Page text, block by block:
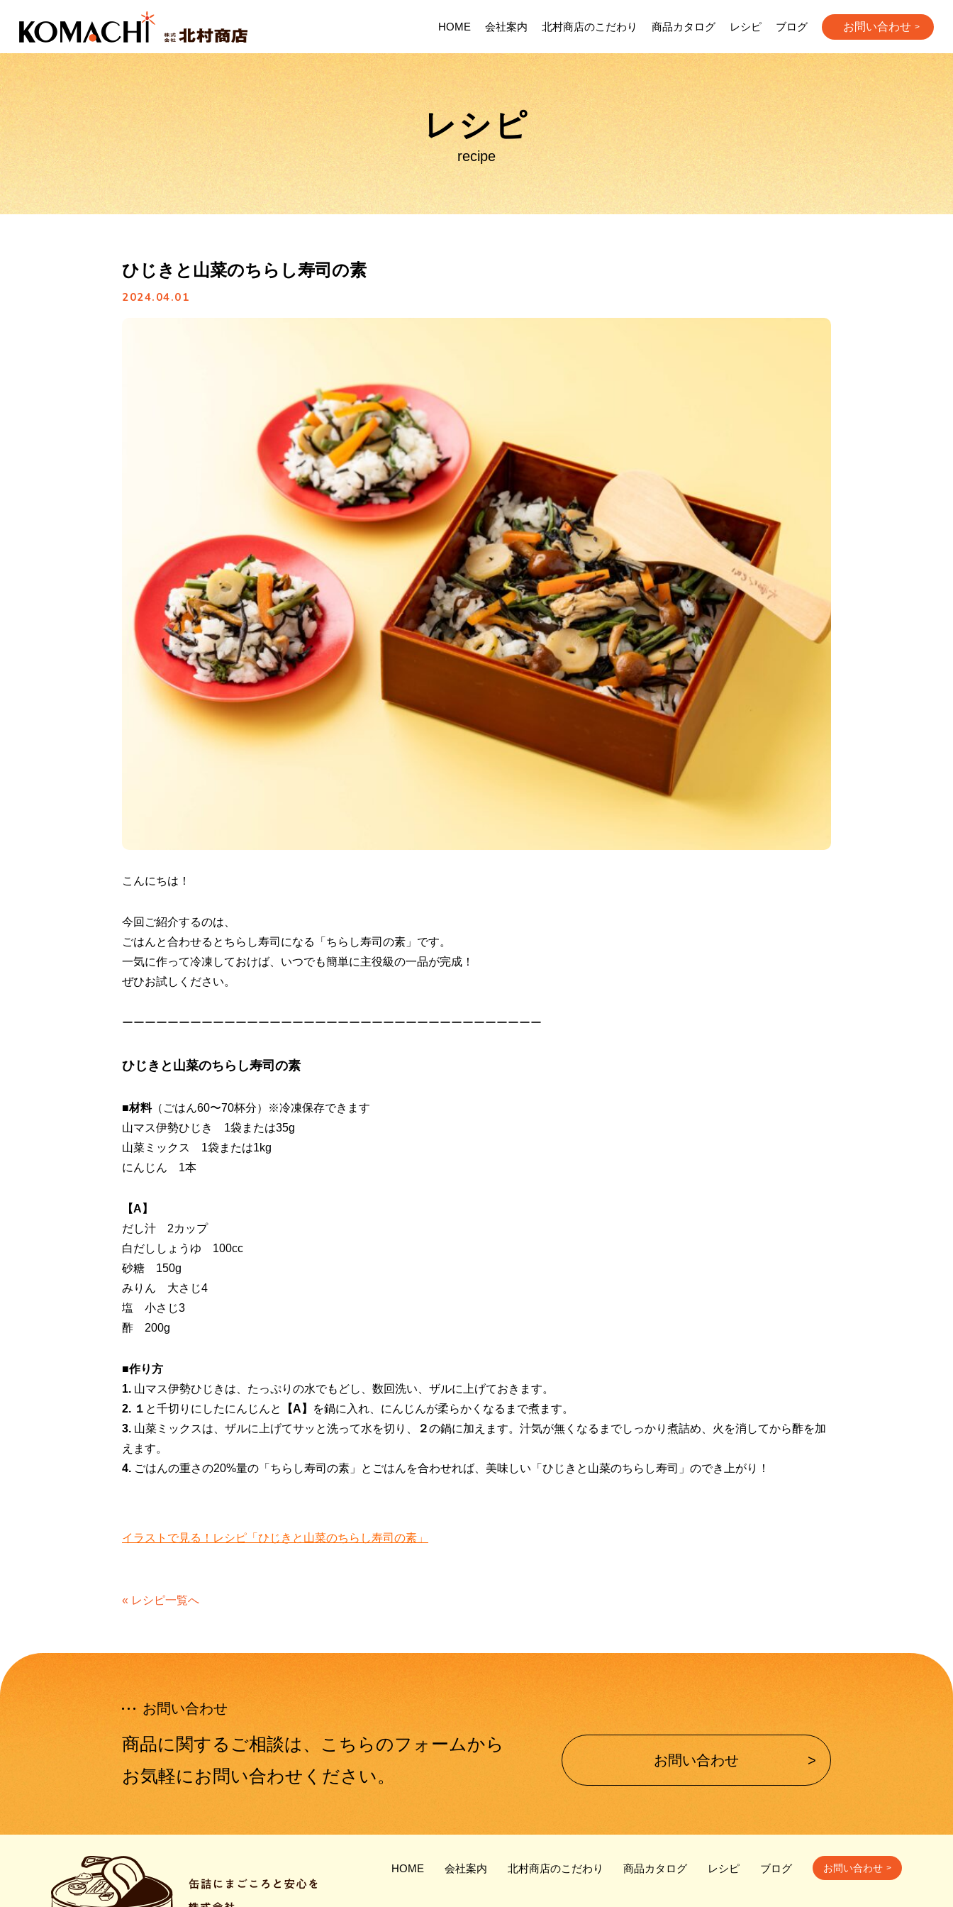
HOME 会社案内 北村商店のこだわり 商品カタログ レシピ ブログ お問い合わせ
レシピ
recipe
ひじきと山菜のちらし寿司の素
2024.04.01
こんにちは！
今回ご紹介するのは、
ごはんと合わせるとちらし寿司になる「ちらし寿司の素」です。
一気に作って冷凍しておけば、いつでも簡単に主役級の一品が完成！
ぜひお試しください。
ーーーーーーーーーーーーーーーーーーーーーーーーーーーーーーーーーーーーー
ひじきと山菜のちらし寿司の素
■材料（ごはん60〜70杯分）※冷凍保存できます
山マス伊勢ひじき 1袋または35g
山菜ミックス 1袋または1kg
にんじん 1本
【A】
だし汁 2カップ
白だししょうゆ 100cc
砂糖 150g
みりん 大さじ4
塩 小さじ3
酢 200g
■作り方
1. 山マス伊勢ひじきは、たっぷりの水でもどし、数回洗い、ザルに上げておきます。
2. １ と千切りにしたにんじんと 【A】
を鍋に入れ、にんじんが柔らかくなるまで煮ます。
3. 山菜ミックスは、ザルに上げてサッと洗って水を切り、 ２の鍋に加えます。汁気が無くなるまでしっかり煮詰め、火を消してから酢を加
えます。
4. ごはんの重さの20%量の「ちらし寿司の素」とごはんを合わせれば、美味しい「ひじきと山菜のちらし寿司」のでき上がり！
イラストで見る！レシピ「ひじきと山菜のちらし寿司の素」
« レシピ一覧へ
お問い合わせ
商品に関するご相談は、
こちらのフォームから
お気軽にお問い合わせください。
お問い合わせ
HOME 会社案内 北村商店のこだわり 商品カタログ レシピ ブログ お問い合わせ